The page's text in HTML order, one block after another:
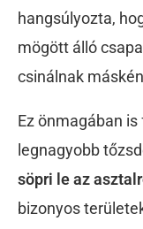
hangsúlyozta,
mögött álló
csinálnak
Ez önmagában
legnagyobb
söpri le az
bizonyos